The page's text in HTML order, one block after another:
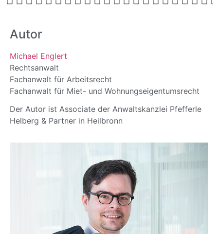
Autor
Michael Englert
Rechtsanwalt
Fachanwalt für Arbeitsrecht
Fachanwalt für Miet- und Wohnungseigentumsrecht
Der Autor ist Associate der Anwaltskanzlei Pfefferle
Helberg & Partner in Heilbronn